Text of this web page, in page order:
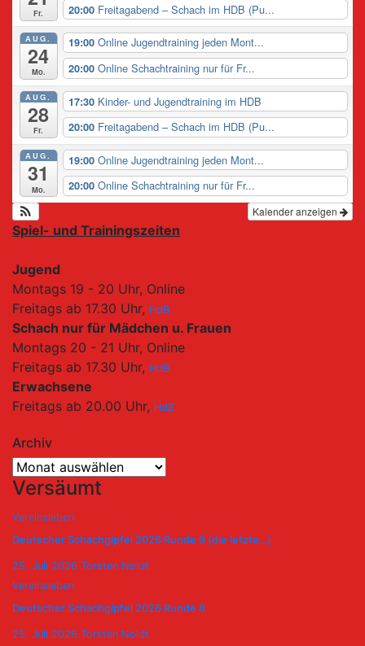
Fr. 20:00 Freitagabend – Schach im HDB (Pu...
AUG.
24
Mo.
19:00 Online Jugendtraining jeden Mont...
20:00 Online Schachtraining nur für Fr...
AUG.
28
Fr.
17:30 Kinder- und Jugendtraining im HDB
20:00 Freitagabend – Schach im HDB (Pu...
AUG.
31
Mo.
19:00 Online Jugendtraining jeden Mont...
20:00 Online Schachtraining nur für Fr...
Kalender anzeigen
Spiel- und Trainingszeiten
Jugend
Montags 19 - 20 Uhr, Online
Freitags ab 17.30 Uhr, HdB
Schach nur für Mädchen u. Frauen
Montags 20 - 21 Uhr, Online
Freitags ab 17.30 Uhr, HdB
Erwachsene
Freitags ab 20.00 Uhr, HdB
Archiv
Archiv
Versäumt
Vereinsleben
Deutscher Schachgipfel 2026 Runde 9 (die letzte…)
25. Juli 2026 Torsten Noldt
Vereinsleben
Deutscher Schachgipfel 2026 Runde 8
25. Juli 2026 Torsten Noldt